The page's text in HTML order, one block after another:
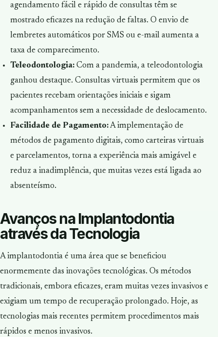
agendamento fácil e rápido de consultas têm se
mostrado eficazes na redução de faltas. O envio de
lembretes automáticos por SMS ou e-mail aumenta a
taxa de comparecimento.
Teleodontologia:Com a pandemia, a teleodontologia
ganhou destaque. Consultas virtuais permitem que os
pacientes recebam orientações iniciais e sigam
acompanhamentos sem a necessidade de deslocamento.
Facilidade de Pagamento:A implementação de
métodos de pagamento digitais, como carteiras virtuais
e parcelamentos, torna a experiência mais amigável e
reduz a inadimplência, que muitas vezes está ligada ao
absenteísmo.
Avanços na Implantodontia
através da Tecnologia
A implantodontia é uma área que se beneficiou
enormemente das inovações tecnológicas. Os métodos
tradicionais, embora eficazes, eram muitas vezes invasivos e
exigiam um tempo de recuperação prolongado. Hoje, as
tecnologias mais recentes permitem procedimentos mais
rápidos e menos invasivos.